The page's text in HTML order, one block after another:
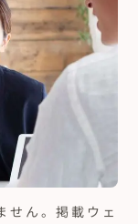
せん。掲載ウェ